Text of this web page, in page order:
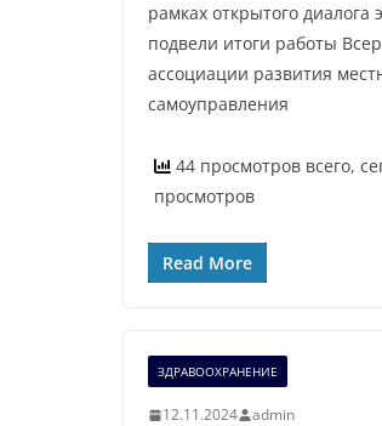
рамках открытого диалога
подвели итоги работы
ассоциации развития
самоуправления
44 просмотров всего,
просмотров
Read More
ЗДРАВООХРАНЕНИЕ
12.11.2024 admin